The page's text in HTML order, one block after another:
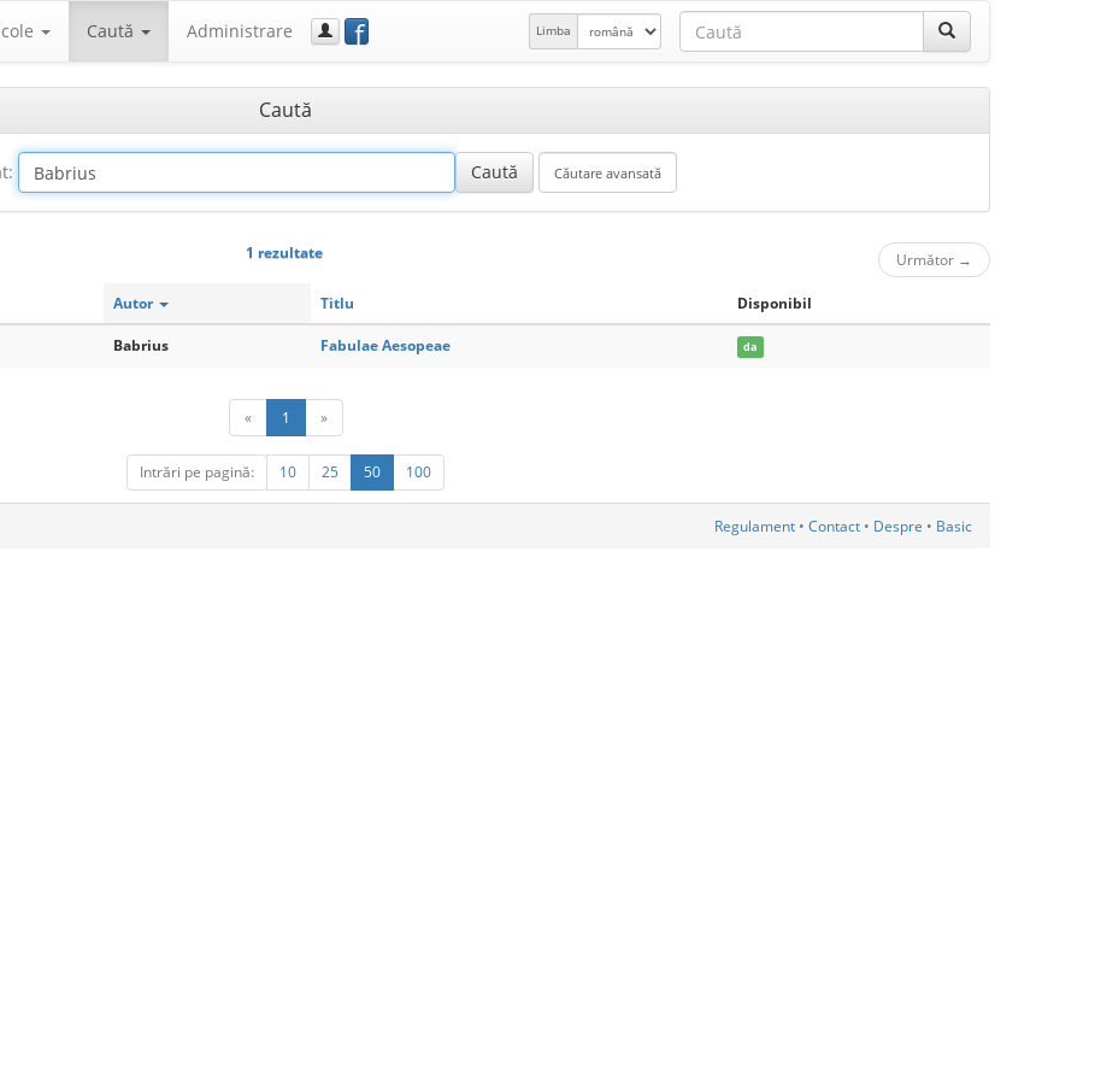
Caută Administrare f Limba
Caută
1 rezultate Următor →
Autor Titlu Disponibil
Babrius Fabulae Aesopeae da
« 1 »
Intrări pe pagină: 10 25 50 100
Regulament • Contact • Despre • Basic